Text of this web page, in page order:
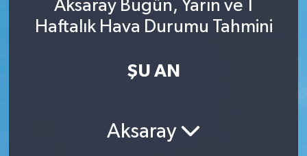
Aksaray Bugün, Yarın ve 1
Haftalık Hava Durumu Tahmini
ŞU AN
Aksaray